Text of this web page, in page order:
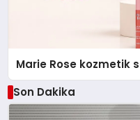
Marie Rose kozmetik
Son Dakika